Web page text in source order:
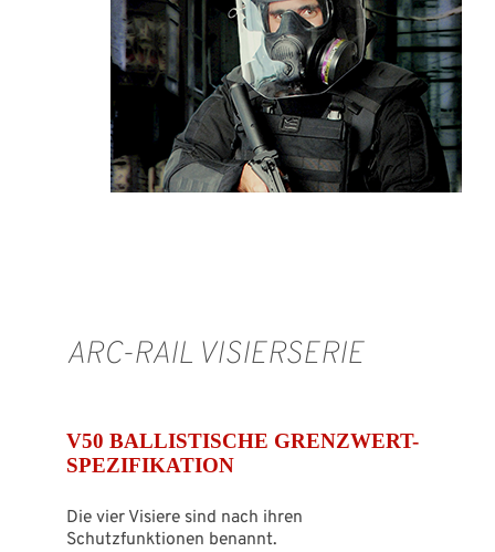
ARC-RAIL VISIERSERIE
V50 BALLISTISCHE GRENZWERT-
SPEZIFIKATION
Die vier Visiere sind nach ihren
Schutzfunktionen benannt.